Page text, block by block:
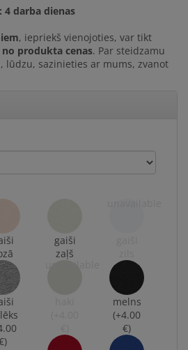
: 4 darba dienas
, iepriekš vienojoties, var tikt
produkta cenas. Par steidzamu
lūdzu, sazinieties ar mums, zvanot
gaiši
zaļš
melns
(+4.00
€)